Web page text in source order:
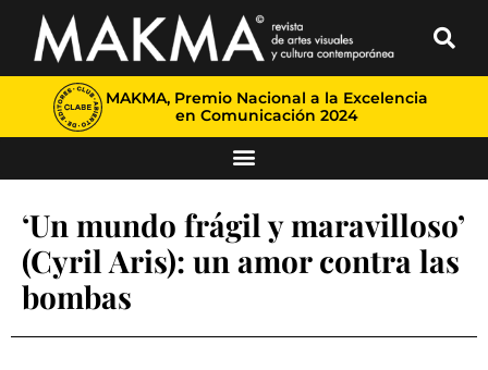
MAKMA, Premio Nacional a la Excelencia
en Comunicación 2024
‘Un mundo frágil y maravilloso’
(Cyril Aris): un amor contra las
bombas